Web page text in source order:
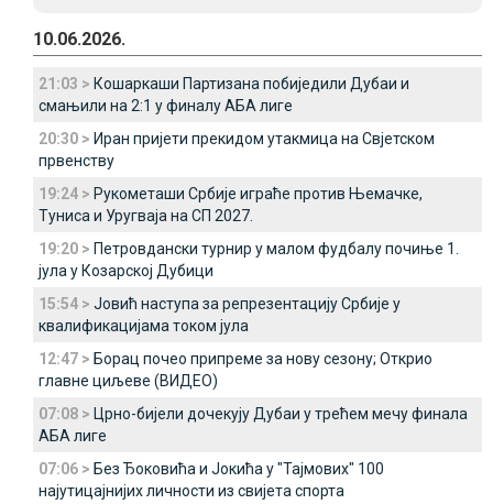
10.06.2026.
21:03 > Кошаркаши Партизана побиједили Дубаи и
смањили на 2:1 у финалу АБА лиге
20:30 > Иран пријети прекидом утакмица на Свјетском
првенству
19:24 > Рукометаши Србије играће против Њемачке,
Туниса и Уругваја на СП 2027.
19:20 > Петровдански турнир у малом фудбалу почиње 1.
јула у Козарској Дубици
15:54 > Јовић наступа за репрезентацију Србије у
квалификацијама током јула
12:47 > Борац почео припреме за нову сезону; Открио
главне циљеве (ВИДЕО)
07:08 > Црно-бијели дочекују Дубаи у трећем мечу финала
АБА лиге
07:06 > Без Ђоковића и Јокића у "Тајмових" 100
најутицајнијих личности из свијета спорта